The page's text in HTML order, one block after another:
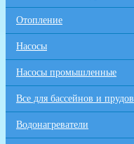
Отопление
Насосы
Насосы промышленные
Все для бaссейнов и прудов
Водонагреватели